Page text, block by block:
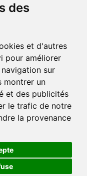
des
et d'autres
pour améliorer
sur
montrer un
et des publicités
le trafic de notre
la provenance
légales
personnelles
/ Point retrait
en ligne et
votre commande
chez vous ou en
retrait
chez vous ou en